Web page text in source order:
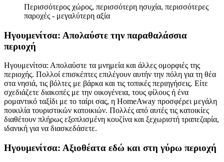
Περισσότερος χώρος, περισσότερη ησυχία, περισσότερες
παροχές - μεγαλύτερη αξία
Ηγουμενίτσα: Απολαύστε την παραθαλάσσια
περιοχή
Ηγουμενίτσα: Απολαύστε τα μνημεία και άλλες ομορφιές της
περιοχής. Πολλοί επισκέπτες επιλέγουν αυτήν την πόλη για τη θέα
στα νησιά, τις βόλτες με βάρκα και τις τοπικές περιηγήσεις. Είτε
σχεδιάζετε διακοπές με την οικογένεια, τους φίλους ή ένα
ρομαντικό ταξίδι με το ταίρι σας, η HomeAway προσφέρει μεγάλη
ποικιλία τουριστικών κατοικιών. Πολλές από αυτές τις κατοικίες
διαθέτουν πλήρως εξοπλισμένη κουζίνα και ξεχωριστή τραπεζαρία,
ιδανική για να διασκεδάσετε.
Ηγουμενίτσα: Αξιοθέατα εδώ και στη γύρω περιοχή